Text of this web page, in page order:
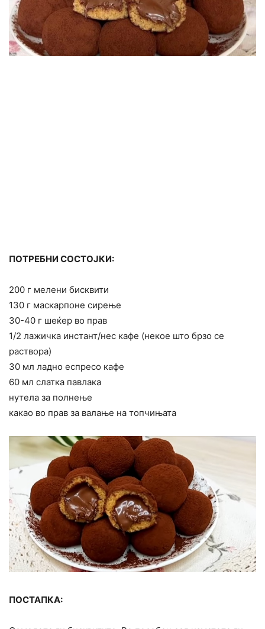
ПОТРЕБНИ СОСТОЈКИ:
200 г мелени бисквити
130 г маскарпоне сирење
30-40 г шеќер во прав
1/2 лажичка инстант/нес кафе (некое што брзо се
раствора)
30 мл ладно еспресо кафе
60 мл слатка павлака
нутела за полнење
какао во прав за валање на топчињата
ПОСТАПКА: